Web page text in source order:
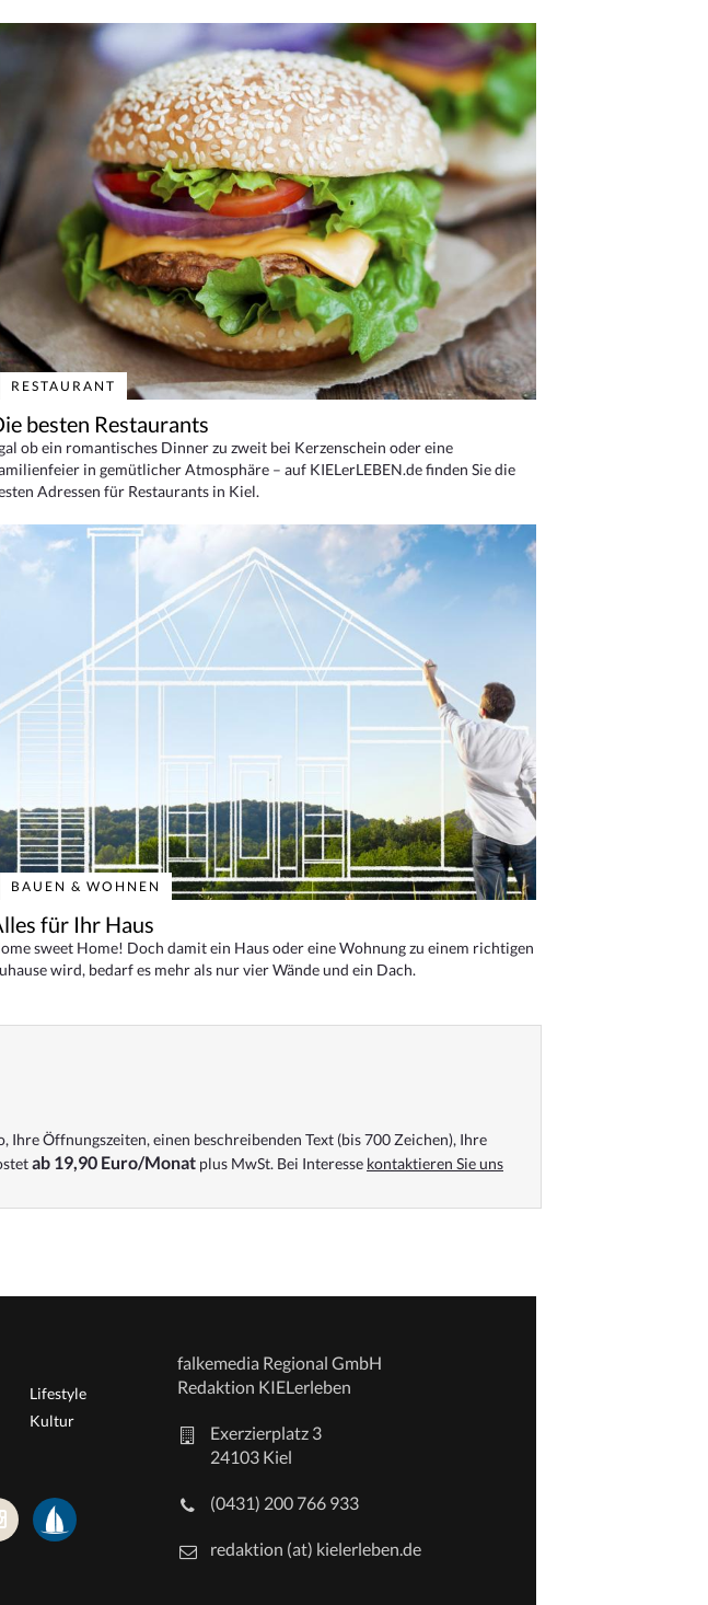
RESTAURANT
besten Restaurants
ob ein romantisches Dinner zu zweit bei Kerzenschein oder eine
in gemütlicher Atmosphäre – auf KIELerLEBEN.de finden Sie die
Adressen für Restaurants in Kiel.
BAUEN & WOHNEN
für Ihr Haus
sweet Home! Doch damit ein Haus oder eine Wohnung zu einem richtigen
wird, bedarf es mehr als nur vier Wände und ein Dach.
Ihre Öffnungszeiten, einen beschreibenden Text (bis 700 Zeichen), Ihre
ab 19,90 Euro/Monat plus MwSt. Bei Interesse kontaktieren Sie uns
Lifestyle
Kultur
falkemedia Regional GmbH
Redaktion KIELerleben
Exerzierplatz 3
24103 Kiel
(0431) 200 766 933
redaktion (at) kielerleben.de